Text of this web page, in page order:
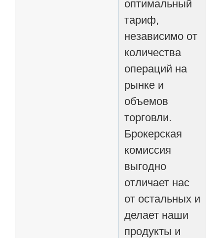
оптимальный
тариф,
независимо от
количества
операций на
рынке и
объемов
торговли.
Брокерская
комиссия
выгодно
отличает нас
от остальных и
делает наши
продукты и